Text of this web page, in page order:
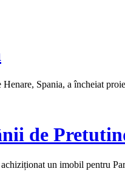
Spania, a încheiat
de
un imobil pentru